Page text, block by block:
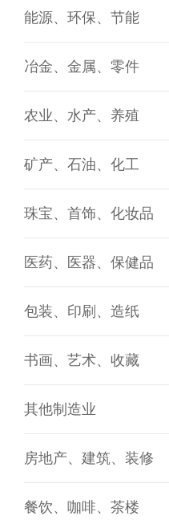
能源、环保、节能
冶金、金属、零件
农业、水产、养殖
矿产、石油、化工
珠宝、首饰、化妆品
医药、医器、保健品
包装、印刷、造纸
书画、艺术、收藏
其他制造业
房地产、建筑、装修
餐饮、咖啡、茶楼